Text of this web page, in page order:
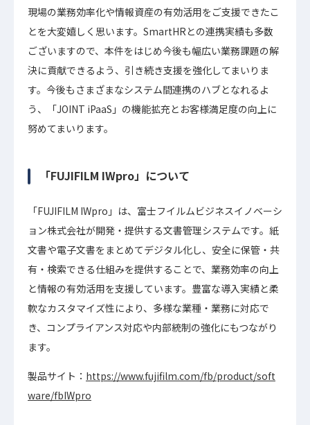
現場の業務効率化や情報資産の有効活用をご支援できたこ
とを大変嬉しく思います。SmartHRとの連携実績も多数
ございますので、本件をはじめ今後も幅広い業務課題の解
決に貢献できるよう、引き続き支援を強化してまいりま
す。今後もさまざまなシステム間連携のハブとなれるよ
う、「JOINT iPaaS」の機能拡充とお客様満足度の向上に
努めてまいります。
「FUJIFILM IWpro」について
「FUJIFILM IWpro」は、富士フイルムビジネスイノベーシ
ョン株式会社が開発・提供する文書管理システムです。紙
文書や電子文書をまとめてデジタル化し、安全に保管・共
有・検索できる仕組みを提供することで、業務効率の向上
と情報の有効活用を支援しています。豊富な導入実績と柔
軟なカスタマイズ性により、多様な業種・業務に対応で
き、コンプライアンス対応や内部統制の強化にもつながり
ます。
製品サイト： https://www.fujifilm.com/fb/product/soft
ware/fbIWpro